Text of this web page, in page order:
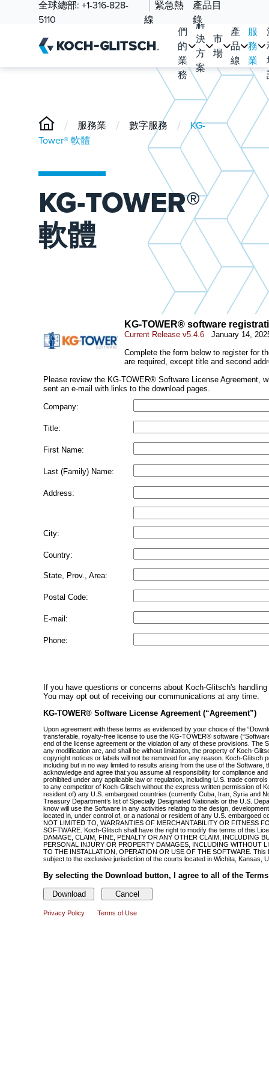
全球總部: +1-316-828-
5110
緊急熱
線
產品目
錄
們
的
業
務
解
決
方
案
市
場
產
品
線
服
務
業
/ 服務業 / 數字服務 /
KG-
Tower® 軟體
KG-TOWER®
軟體